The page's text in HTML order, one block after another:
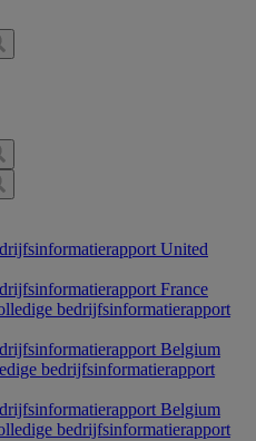
United
France
Belgium
Belgium